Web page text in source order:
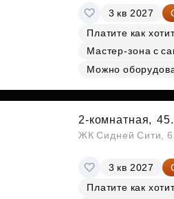
3 кв 2027
Платите как
Мастер-зона с
Можно
2-комнатная,
ЖК Сидней Сити,
3 кв 2027
Платите как